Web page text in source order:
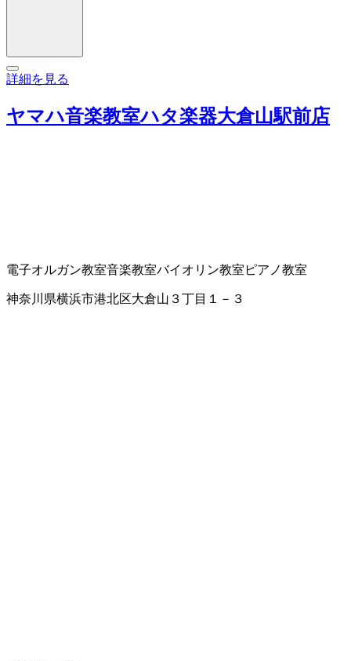
詳細を見る
ヤマハ音楽教室ハタ楽器大倉山駅前店
電子オルガン教室音楽教室バイオリン教室 ピアノ教室
神奈川県横浜市港北区大倉山３丁目１－３